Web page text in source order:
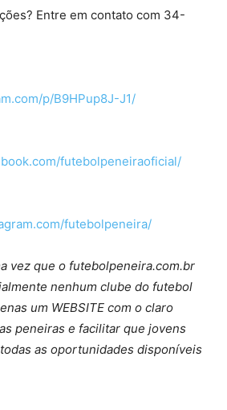
Entre em contato com 34-
p/B9HPup8J-J1/
futebolpeneiraoficial/
futebolpeneira/
vez que o futebolpeneira.com.br
nenhum clube do futebol
um WEBSITE com o claro
peneiras e facilitar que jovens
as oportunidades disponíveis